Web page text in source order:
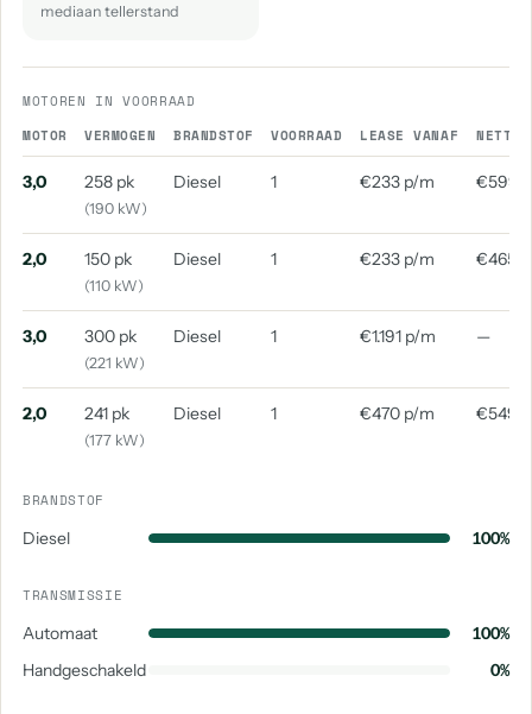
mediaan tellerstand
MOTOREN IN VOORRAAD
MOTOR
VERMOGEN BRANDSTOF VOORRAAD LEASE VANAF NETTO
3,0 258 pk
(190 kW)
Diesel 1 €233 p/m €599
2,0 150 pk
(110 kW)
Diesel 1 €233 p/m €465
3,0 300 pk
(221 kW)
Diesel 1 €1.191 p/m —
2,0 241 pk
(177 kW)
Diesel 1 €470 p/m €549
BRANDSTOF
Diesel 100%
TRANSMISSIE
Automaat
100%
Handgeschakeld
0%